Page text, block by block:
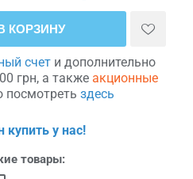
КОРЗИНУ
счет и дополнительно
грн, а также акционные
посмотреть здесь
купить у нас!
товары: